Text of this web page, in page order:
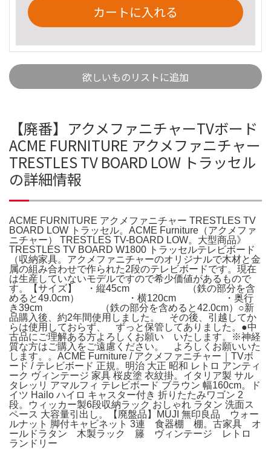
カートに入れる
欲しいものリストに追加
【廃番】アクメファニチャーTVボード
ACME FURNITURE アクメファニチャー
TRESTLES TV BOARD LOW トラッセル
の詳細情報
ACME FURNITURE アクメファニチャー TRESTLES TV
BOARD LOW トラッセル。ACME Furniture（アクメファ
ニチャー） TRESTLES TV-BOARD LOW。大型商品》
TRESTLES TV BOARD W1800 トラッセルテレビボード
（収納家具。アクメファニチャーのオリジナルで木材と金
属の組み合わせで作られた2段のテレビボードです。現在
は生産していないモデルですので希少価値があるもので
す。【サイズ】 ・縦45cm （鉄の部分を含
めると49.0cm） ・横120cm ・奥行
き39cm （鉄の部分を含めると42.0cm）○新
品購入後、約2年間使用しました。 その後、引越してか
らは使用しておらず、 ずっと保管してありました。●中
古品にご理解ある方よろしくお願い いたします。※神経
質な方はご購入をご遠慮ください。 よろしくお願いいた
します。。ACME Furniture / アクメファニチャー｜TVボ
ード / テレビボード 正規。明治 大正 昭和 レトロ アンティ
ーク ヴィンテージ 家具 桜皮塗 衣紋掛。イタリア製 サル
タレッリ アマルフィ テレビボード ブラウン 幅160cm。ド
イツ Hailo ハイロ キャスター付き 折りたたみワゴン 2
段。ウィッカー製6段収納ラック おしゃれ ラタン 洗面ス
ペース 大容量引出し。【廃盤品】MUJI 無印良品 ウォー
ルナット 脚付キャビネット 3連 食器棚 棚。古家具 オ
ールドラタン 木製ラック 籐 ヴィンテージ レトロ
ランドリー